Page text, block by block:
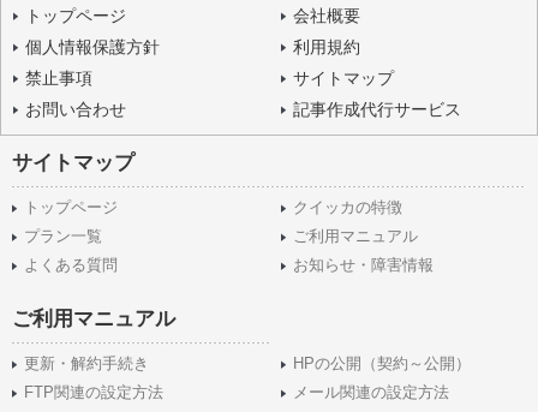
トップページ
会社概要
個人情報保護方針
利用規約
禁止事項
サイトマップ
お問い合わせ
記事作成代行サービス
サイトマップ
トップページ
クイッカの特徴
プラン一覧
ご利用マニュアル
よくある質問
お知らせ・障害情報
ご利用マニュアル
更新・解約手続き
HPの公開（契約～公開）
FTP関連の設定方法
メール関連の設定方法